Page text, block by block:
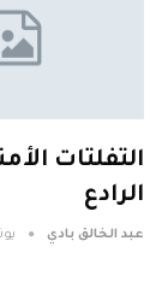
التفلتات
الرادع
عبد الخالق بادي يونيو